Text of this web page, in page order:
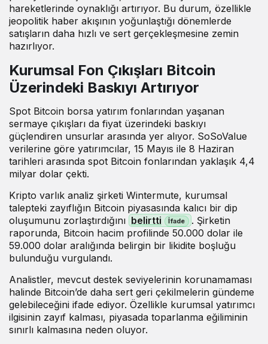
hareketlerinde oynaklığı artırıyor. Bu durum, özellikle
jeopolitik haber akışının yoğunlaştığı dönemlerde
satışların daha hızlı ve sert gerçekleşmesine zemin
hazırlıyor.
Kurumsal Fon Çıkışları Bitcoin
Üzerindeki Baskıyı Artırıyor
Spot Bitcoin borsa yatırım fonlarından yaşanan
sermaye çıkışları da fiyat üzerindeki baskıyı
güçlendiren unsurlar arasında yer alıyor. SoSoValue
verilerine göre yatırımcılar, 15 Mayıs ile 8 Haziran
tarihleri arasında spot Bitcoin fonlarından yaklaşık 4,4
milyar dolar çekti.
Kripto varlık analiz şirketi Wintermute, kurumsal
talepteki zayıflığın Bitcoin piyasasında kalıcı bir dip
oluşumunu zorlaştırdığını belirtti
. Şirketin
raporunda, Bitcoin hacim profilinde 50.000 dolar ile
59.000 dolar aralığında belirgin bir likidite boşluğu
bulunduğu vurgulandı.
Analistler, mevcut destek seviyelerinin korunamaması
halinde Bitcoin’de daha sert geri çekilmelerin gündeme
gelebileceğini ifade ediyor. Özellikle kurumsal yatırımcı
ilgisinin zayıf kalması, piyasada toparlanma eğiliminin
sınırlı kalmasına neden oluyor.